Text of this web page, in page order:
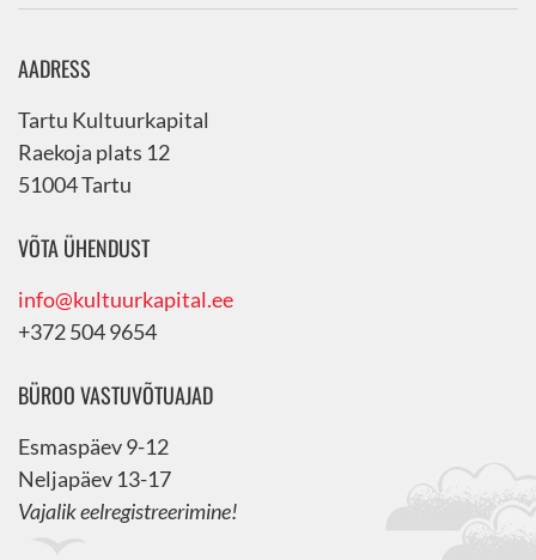
AADRESS
Tartu Kultuurkapital
Raekoja plats 12
51004 Tartu
VÕTA ÜHENDUST
info@kultuurkapital.ee
+372 504 9654
BÜROO VASTUVÕTUAJAD
Esmaspäev 9-12
Neljapäev 13-17
Vajalik eelregistreerimine!